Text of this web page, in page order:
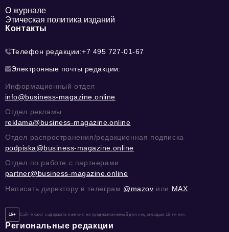
О журнале
Этическая политика изданий
Контакты
Телефон редакции:+7 495 727-01-67
Электронные почты редакции:
Информационный отдел
info@business-magazine.online
Отдел рекламы
reklama@business-magazine.online
Отдел распространения/редакционная подписка
podpiska@business-magazine.online
Отдел по работе с партнерами
partner@business-magazine.online
Написать директору в телеграм @mazov или MAX
16+ Сайт может содержать контент, не предназначенный для лиц младше 16-ти лет.
Региональные редакции